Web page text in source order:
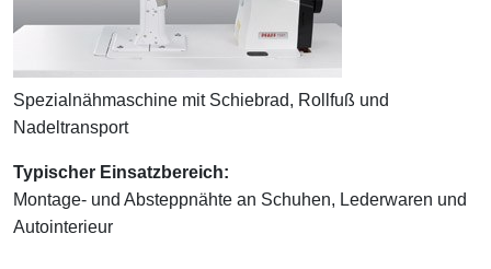
Spezialnähmaschine mit Schiebrad, Rollfuß und
Nadeltransport
Typischer Einsatzbereich:
Montage- und Absteppnähte an Schuhen, Lederwaren und
Autointerieur